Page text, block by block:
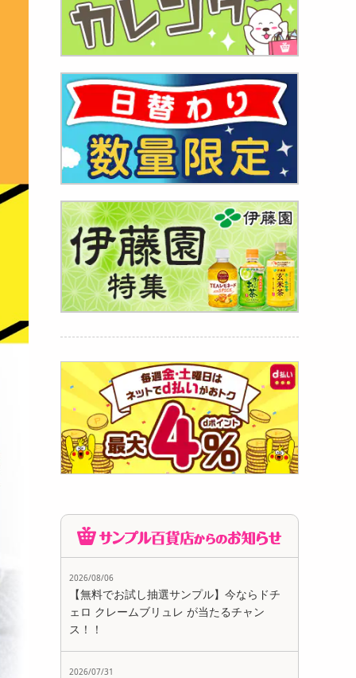
2026/08/06
【無料でお試し抽選サンプル】今ならドチ
ェロ クレームブリュレ が当たるチャン
ス！！
2026/07/31